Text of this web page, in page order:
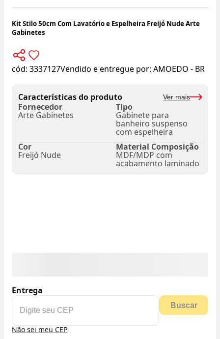
Kit Stilo 50cm Com Lavatório e Espelheira Freijó Nude Arte
Gabinetes
cód: 3337127Vendido e entregue por: AMOEDO - BR
Características do produto Ver mais
Fornecedor
Arte Gabinetes
Tipo
Gabinete para
banheiro suspenso
com espelheira
Cor
Freijó Nude
Material Composição
MDF/MDP com
acabamento laminado
Entrega
Buscar
Não sei meu CEP